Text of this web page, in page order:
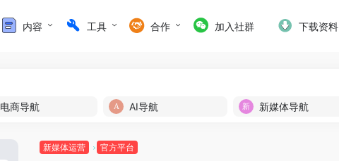
内容 工具 合作 加入社群 下载资料
电商导航 AI导航 新媒体导航
新媒体运营 官方平台